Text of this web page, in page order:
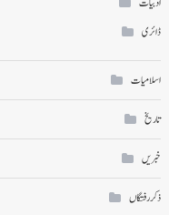
ڈائری
اسلامیات
تاریخ
خبریں
ذکر رفتگاں